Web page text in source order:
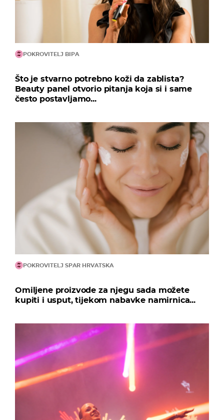
POKROVITELJ BIPA
Što je stvarno potrebno koži da zablista?
Beauty panel otvorio pitanja koja si i same
često postavljamo...
POKROVITELJ SPAR HRVATSKA
Omiljene proizvode za njegu sada možete
kupiti i usput, tijekom nabavke namirnica...